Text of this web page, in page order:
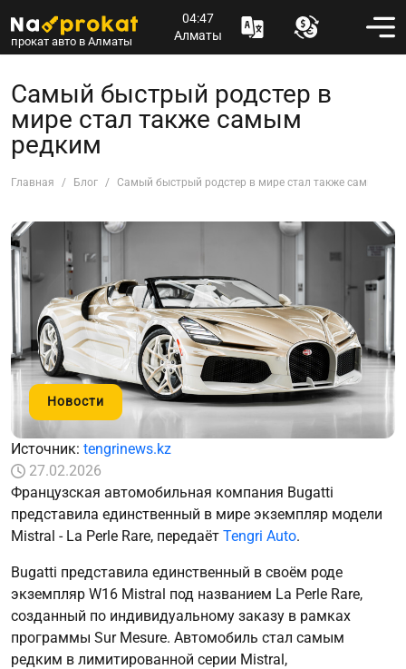
прокат авто в Алматы
04:47
Алматы
Самый быстрый родстер в
мире стал также самым
редким
Главная Блог Самый быстрый родстер в мире стал также самым
Новости
Источник: tengrinews.kz
27.02.2026
Французская автомобильная компания Bugatti
представила единственный в мире экземпляр модели
Mistral - La Perle Rare, передаёт Tengri Auto.
Bugatti представила единственный в своём роде
экземпляр W16 Mistral под названием La Perle Rare,
созданный по индивидуальному заказу в рамках
программы Sur Mesure. Автомобиль стал самым
редким в лимитированной серии Mistral,